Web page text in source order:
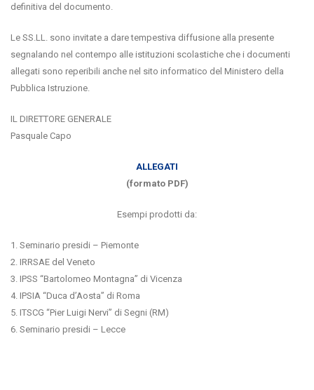
definitiva del documento.
Le SS.LL. sono invitate a dare tempestiva diffusione alla presente
segnalando nel contempo alle istituzioni scolastiche che i documenti
allegati sono reperibili anche nel sito informatico del Ministero della
Pubblica Istruzione.
IL DIRETTORE GENERALE
Pasquale Capo
ALLEGATI
(formato PDF)
Esempi prodotti da:
1. Seminario presidi – Piemonte
2. IRRSAE del Veneto
3. IPSS “Bartolomeo Montagna” di Vicenza
4. IPSIA “Duca d’Aosta” di Roma
5. ITSCG “Pier Luigi Nervi” di Segni (RM)
6. Seminario presidi – Lecce